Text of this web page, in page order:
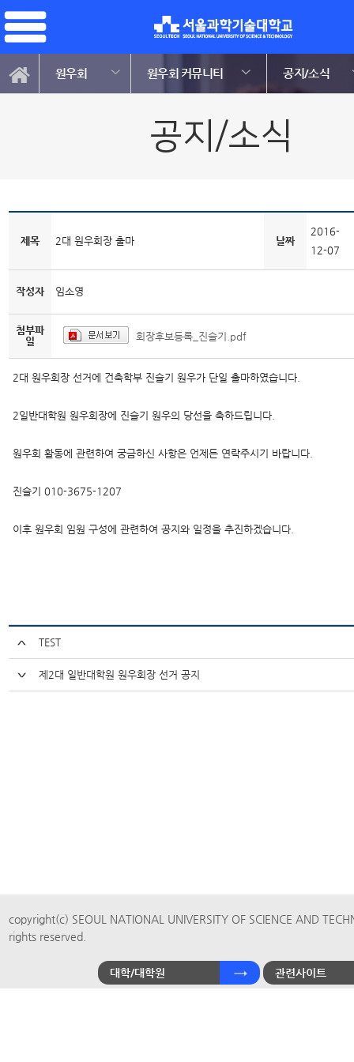
원우회 원우회 커뮤니티 공지/소식
공지/소식
제목 2대 원우회장 출마 날짜
2016-
12-07
작성자 임소영
첨부파
일
회장후보등록_진슬기.pdf
2대 원우회장 선거에 건축학부 진슬기 원우가 단일 출마하였습니다.
2일반대학원 원우회장에 진슬기 원우의 당선을 축하드립니다.
원우회 활동에 관련하여 궁금하신 사항은 언제든 연락주시기 바랍니다.
진슬기 010-3675-1207
이후 원우회 임원 구성에 관련하여 공지와 일정을 추진하겠습니다.
TEST
제2대 일반대학원 원우회장 선거 공지
copyright(c) SEOUL NATIONAL UNIVERSITY OF SCIENCE AND
rights reserved.
대학/대학원 관련사이트